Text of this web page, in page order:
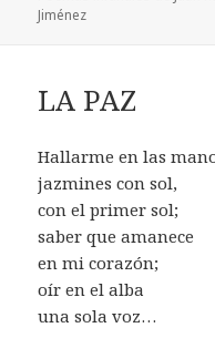
Jiménez
LA PAZ
Hallarme en las
jazmines con sol,
con el primer sol;
saber que amanece
en mi corazón;
oír en el alba
una sola voz…